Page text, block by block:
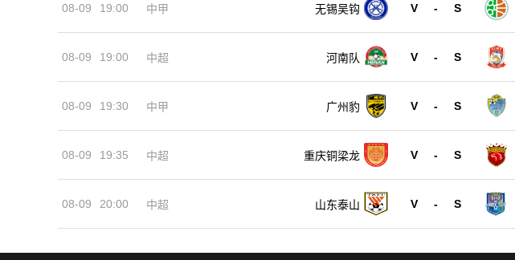
08-09 19:00 中甲 无锡吴钩 V - S
08-09 19:00 中超 河南队 V - S
08-09 19:30 中甲 广州豹 V - S
08-09 19:35 中超 重庆铜梁龙 V - S
08-09 20:00 中超 山东泰山 V - S